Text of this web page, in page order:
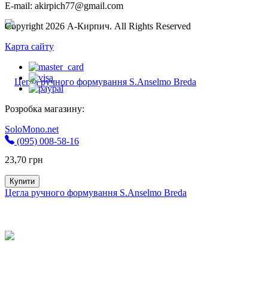
23,70 грн
Купити
Цегла ручного формування S.Anselmo Breda
E-mail: akirpich77@gmail.com
Copyright 2026 А-Кирпич. All Rights Reserved
Карта сайту
Розробка магазину:
SoloMono.net
(095) 008-58-16